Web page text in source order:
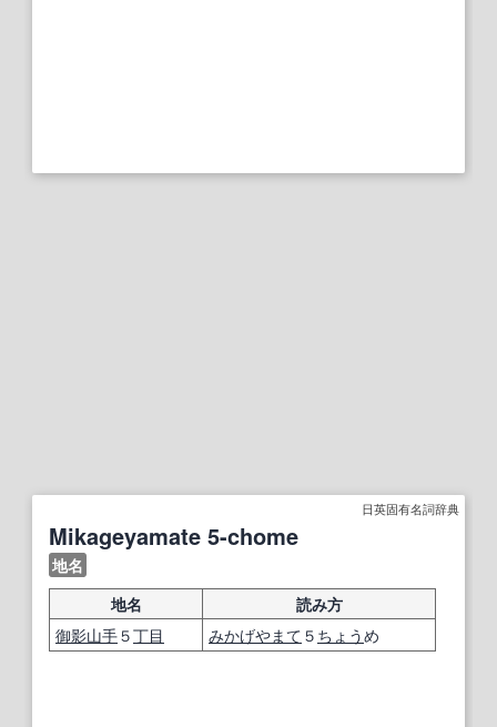
日英固有名詞辞典
Mikageyamate 5-chome
地名
地名
読み方
御影山手５丁目 みかげやまて ５ ちょうめ